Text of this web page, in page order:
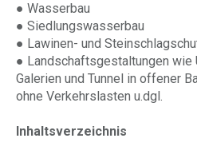
● Wasserbau
● Siedlungswasserbau
● Lawinen- und
● Landschaftsgestaltungen wie
Galerien und Tunnel in offener
ohne Verkehrslasten u.dgl.
Inhaltsverzeichnis